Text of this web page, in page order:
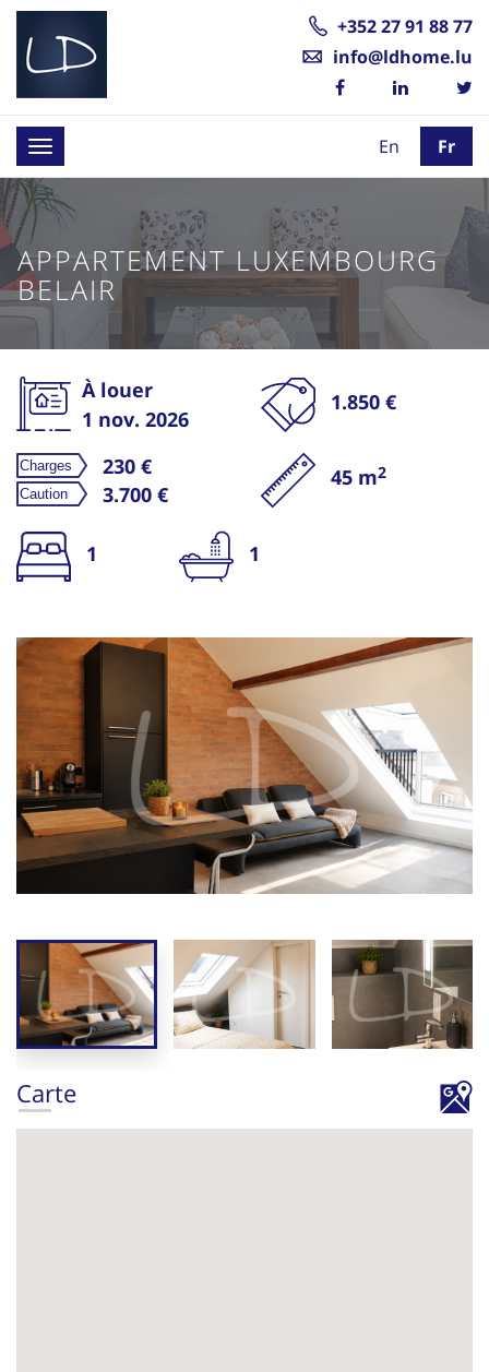
+352 27 91 88 77
info@ldhome.lu
Toggle
navigation
En Fr
APPARTEMENT LUXEMBOURG
BELAIR
À louer
1 nov. 2026
1.850 €
230 €
3.700 €
45 m2
1 1
Carte